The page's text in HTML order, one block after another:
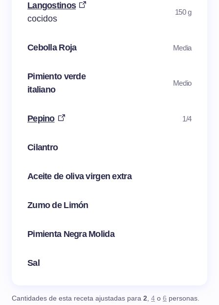
Langostinos
cocidos
150 g
Cebolla Roja Media
Pimiento verde
italiano
Medio
Pepino 1/4
Cilantro
Aceite de oliva virgen extra
Zumo de Limón
Pimienta Negra Molida
Sal
Cantidades de esta receta ajustadas para 2, 4 o 6 personas.